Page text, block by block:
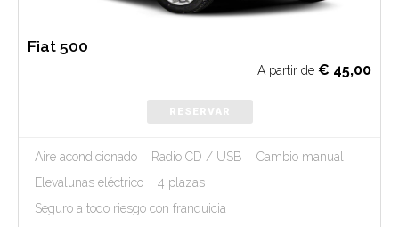
Fiat 500
A partir de € 45,00
RESERVAR
Aire acondicionado Radio CD / USB
Cambio manual
Elevalunas eléctrico
4 plazas
Seguro a todo riesgo con franquicia